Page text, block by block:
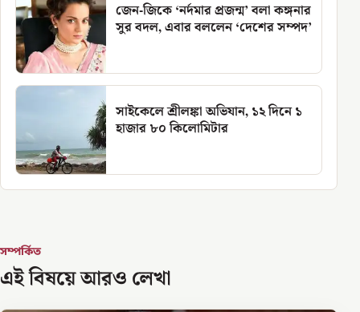
জেন-জিকে ‘নর্দমার প্রজন্ম’ বলা কঙ্গনার
সুর বদল, এবার বললেন ‘দেশের সম্পদ’
সাইকেলে শ্রীলঙ্কা অভিযান, ১২ দিনে ১
হাজার ৮০ কিলোমিটার
সম্পর্কিত
এই বিষয়ে আরও লেখা